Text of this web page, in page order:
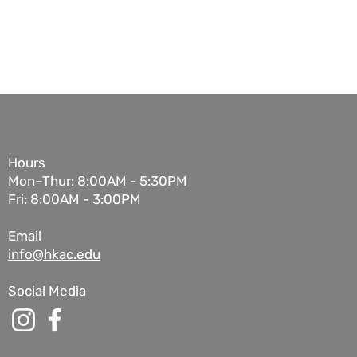
Hours
Mon–Thur: 8:00AM - 5:30PM
Fri: 8:00AM - 3:00PM
Email
info@hkac.edu
Social Media